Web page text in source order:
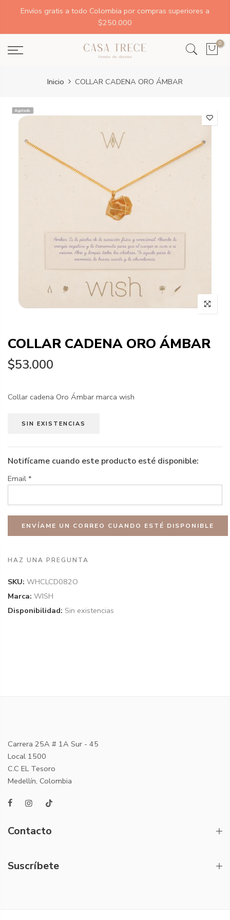
Envíos gratis a todo Colombia por compras superiores a
$250.000
0
Inicio COLLAR CADENA ORO ÁMBAR
Agotado
COLLAR CADENA ORO ÁMBAR
$53.000
Collar cadena Oro Ámbar marca wish
SIN EXISTENCIAS
Notifícame cuando este producto esté disponible:
Email *
HAZ UNA PREGUNTA
SKU: WHCLCD082O
Marca: WISH
Disponibilidad: Sin existencias
Carrera 25A # 1A Sur - 45
Local 1500
C.C EL Tesoro
Medellín, Colombia
Contacto
Suscríbete